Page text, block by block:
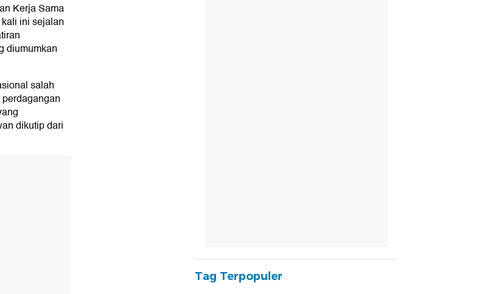
Kerja Sama
ini sejalan
diumumkan
salah
dikutip dari
Tag Terpopuler